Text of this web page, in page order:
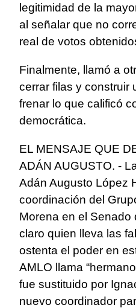
legitimidad de la
al señalar que no
real de votos
Finalmente, llamó a
cerrar filas y construir
frenar lo que calificó
democrática.
EL MENSAJE QUE
ADÁN AUGUSTO. -
Adán Augusto López
coordinación del
Morena en el Senado
claro quien lleva las
ostenta el poder en
AMLO llama
fue sustituido por
nuevo coordinador